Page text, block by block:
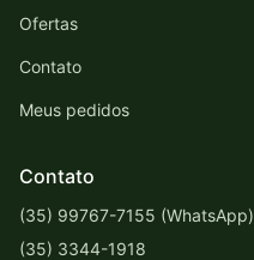
Ofertas
Contato
Meus pedidos
Contato
(35) 99767-7155 (WhatsApp)
(35) 3344-1918